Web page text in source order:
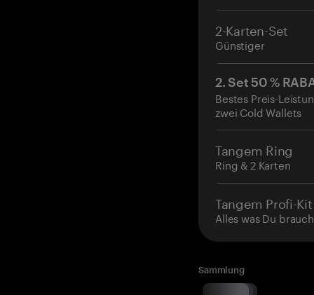
2-Karten-Set
Günstiger
2. Set 50 %
Bestes Preis-
zwei Cold Wallets
Tangem Ring
Ring & 2 Karten
Tangem Profi-Kit
Alles was Du
Sammlung